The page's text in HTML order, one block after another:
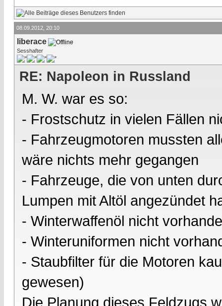
08.09.2012, 20:10
liberace
Sesshafter
RE: Napoleon in Russland
M. W. war es so:
- Frostschutz in vielen Fällen
- Fahrzeugmotoren mussten
wäre nichts mehr gegangen
- Fahrzeuge, die von unten
Lumpen mit Altöl angezündet
- Winterwaffenöl nicht
- Winteruniformen nicht
- Staubfilter für die Motoren
gewesen)
Die Planung dieses Feldzugs